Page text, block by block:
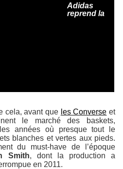
Adidas
reprend la
cela, avant que les Converse et
le marché des baskets,
années où presque tout le
blanches et vertes aux pieds.
du must-have de l’époque
Smith, dont la production a
en 2011.